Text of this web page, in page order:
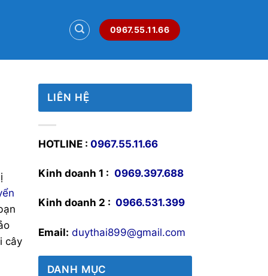
0967.55.11.66
cây
LIÊN HỆ
HOTLINE : 0967.55.11.66
Kinh doanh 1 : 0969.397.688
Kinh doanh 2 : 0966.531.399
Email: duythai899@gmail.com
DANH MỤC